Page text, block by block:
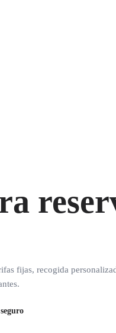
fijas, recogida